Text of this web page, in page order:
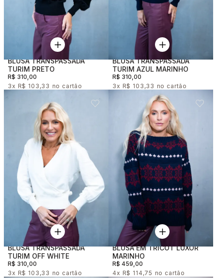
BLUSA TRANSPASSADA
TURIM PRETO
R$ 310,00
3x R$ 103,33
BLUSA TRANSPASSADA
TURIM AZUL MARINHO
R$ 310,00
3x R$ 103,33
BLUSA TRANSPASSADA
TURIM OFF WHITE
R$ 310,00
3x R$ 103,33
BLUSA EM TRICOT LUXOR
MARINHO
R$ 459,00
4x R$ 114,75